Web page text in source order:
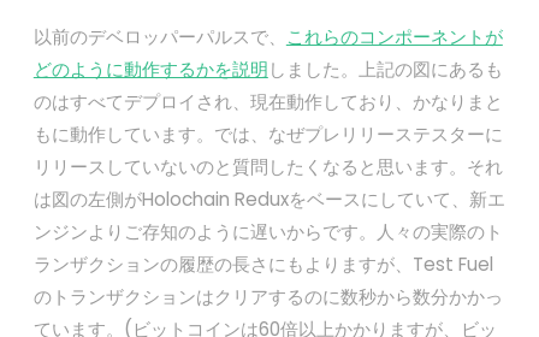
以前のデベロッパーパルスで、
これらのコンポーネントが
どのように動作するかを説明しました。上記の図にあるも
のはすべてデプロイされ、現在動作しており、かなりまと
もに動作しています。では、なぜプレリリーステスターに
リリースしていないのと質問したくなると思います。それ
は図の左側がHolochain Reduxをベースにしていて、新エ
ンジンよりご存知のように遅いからです。人々の実際のト
ランザクションの履歴の長さにもよりますが、Test Fuel
のトランザクションはクリアするのに数秒から数分かかっ
ています。(ビットコインは60倍以上かかりますが、ビッ